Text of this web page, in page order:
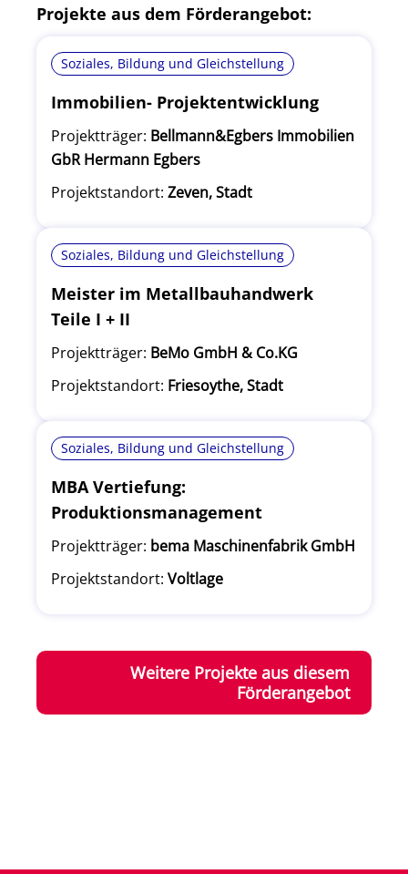
Projekte aus dem Förderangebot:
Soziales, Bildung und Gleichstellung
Immobilien- Projektentwicklung
Projektträger: Bellmann&Egbers Immobilien
GbR Hermann Egbers
Projektstandort: Zeven, Stadt
Soziales, Bildung und Gleichstellung
Meister im Metallbauhandwerk
Teile I + II
Projektträger: BeMo GmbH & Co.KG
Projektstandort: Friesoythe, Stadt
Soziales, Bildung und Gleichstellung
MBA Vertiefung:
Produktionsmanagement
Projektträger: bema Maschinenfabrik GmbH
Projektstandort: Voltlage
Weitere Projekte aus diesem
Förderangebot